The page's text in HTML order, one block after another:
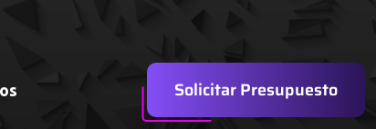
Solicitar Presupuesto